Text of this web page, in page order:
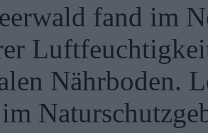
fand im
Nährboden.